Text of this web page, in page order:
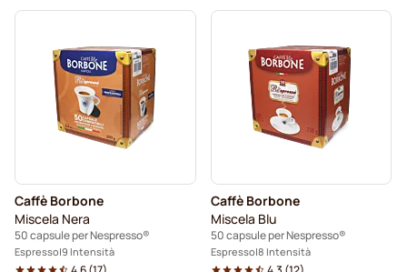
Accesori per Nespresso®
Tutto per il caffè per Nespresso®
Pulizia e manutenzione per Nespresso®
L'OR capsule caffè per Nespresso®
Café René capsule caffè per Nespresso®
Capsule per Nespresso®
Caffè Borbone
Miscela Nera
50 capsule per Nespresso®
Espresso 9 Intensità
Caffè Borbone
Miscela Blu
50 capsule per Nespresso®
Espresso 8 Intensità